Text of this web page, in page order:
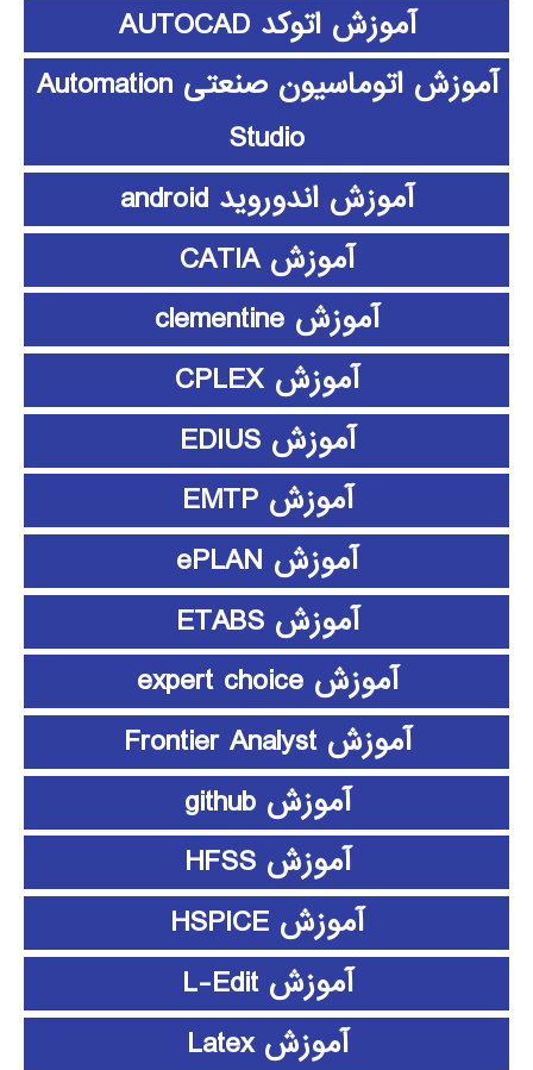
آموزش اتوکد AUTOCAD
آموزش اتوماسیون صنعتی Automation
Studio
آموزش اندوروید android
آموزش CATIA
آموزش clementine
آموزش CPLEX
آموزش EDIUS
آموزش EMTP
آموزش ePLAN
آموزش ETABS
آموزش expert choice
آموزش Frontier Analyst
آموزش github
آموزش HFSS
آموزش HSPICE
آموزش L-Edit
آموزش Latex